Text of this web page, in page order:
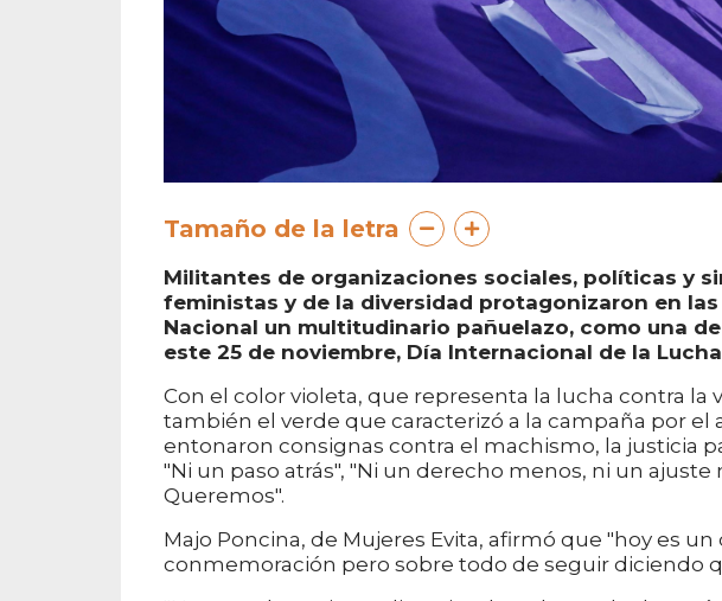
Tamaño de la letra
Militantes de organizaciones sociales, políticas y
feministas y de la diversidad protagonizaron en
Nacional un multitudinario pañuelazo, como una
este 25 de noviembre, Día Internacional de la
Con el color violeta, que representa la lucha contra la
también el verde que caracterizó a la campaña por el
entonaron consignas contra el machismo, la justicia
"Ni un paso atrás", "Ni un derecho menos, ni un ajuste
Queremos".
Majo Poncina, de Mujeres Evita, afirmó que "hoy es
conmemoración pero sobre todo de seguir diciendo